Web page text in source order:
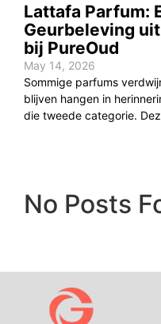
Lattafa Parfum:
Geurbeleving
bij PureOud
May 14, 2026
Sommige parfums
blijven hangen in
die tweede categorie.
No Posts